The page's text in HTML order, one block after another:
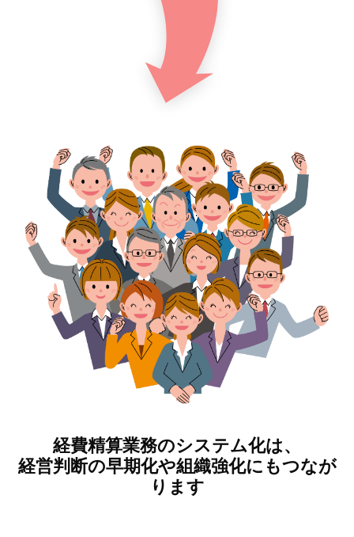
経費精算業務のシステム化は、
経営判断の早期化や組織強化にもつなが
ります